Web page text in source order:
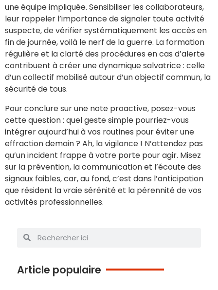
une équipe impliquée. Sensibiliser les collaborateurs,
leur rappeler l’importance de signaler toute activité
suspecte, de vérifier systématiquement les accès en
fin de journée, voilà le nerf de la guerre. La formation
régulière et la clarté des procédures en cas d’alerte
contribuent à créer une dynamique salvatrice : celle
d’un collectif mobilisé autour d’un objectif commun, la
sécurité de tous.
Pour conclure sur une note proactive, posez-vous
cette question : quel geste simple pourriez-vous
intégrer aujourd’hui à vos routines pour éviter une
effraction demain ? Ah, la vigilance ! N’attendez pas
qu’un incident frappe à votre porte pour agir. Misez
sur la prévention, la communication et l’écoute des
signaux faibles, car, au fond, c’est dans l’anticipation
que résident la vraie sérénité et la pérennité de vos
activités professionnelles.
Article populaire